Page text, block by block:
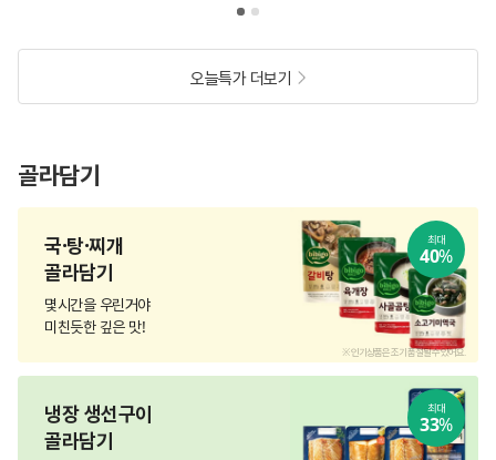
오늘특가 더보기
골라담기
최대
40%
국·탕·찌개
골라담기
몇시간을 우린거야
미친듯한 깊은 맛!
※ 인기상품은 조기 품절될 수 있어요.
최대
33%
냉장 생선구이
골라담기